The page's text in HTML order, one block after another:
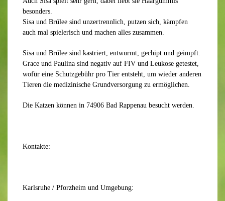
besonders.
Sisa und Brúlee sind unzertrennlich, putzen sich, kämpfen
auch mal spielerisch und machen alles zusammen.
Sisa und Brúlee sind kastriert, entwurmt, gechipt und geimpft.
Grace und Paulina sind negativ auf FIV und Leukose getestet,
wofür eine Schutzgebühr pro Tier entsteht, um wieder anderen
Tieren die medizinische Grundversorgung zu ermöglichen.
Die Katzen können in 74906 Bad Rappenau besucht werden.
Kontakte:
Karlsruhe / Pforzheim und Umgebung: